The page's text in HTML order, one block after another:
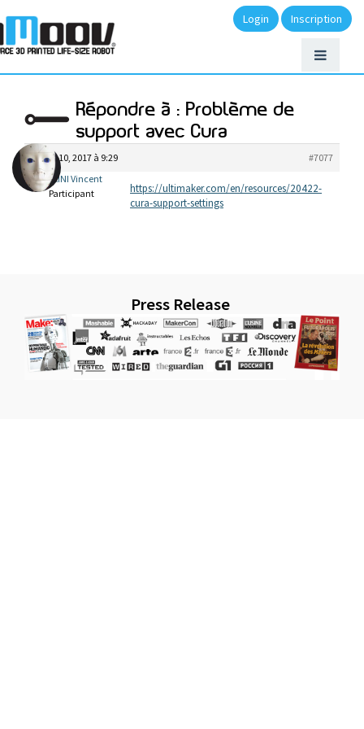
Login Inscription
Répondre à : Problème de
support avec Cura
février 10, 2017 à 9:29
#7077
BIGIARINI Vincent
Participant
https://ultimaker.com/en/resources/20422-
cura-support-settings
Press Release